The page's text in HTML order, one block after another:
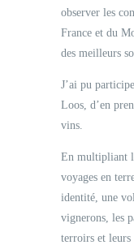
observer les
France et du
des meilleurs
J’ai pu
Loos, d’en
vins.
En multipliant
voyages en
identité, une
vignerons, les
terroirs et leurs